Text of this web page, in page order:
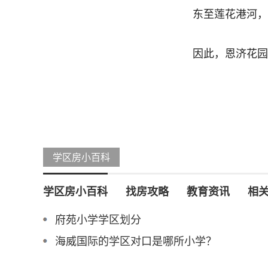
东至莲花港河
因此，恩济花
学区房小百科
学区房小百科 找房攻略 教育资讯 相
府苑小学学区划分
海威国际的学区对口是哪所小学？